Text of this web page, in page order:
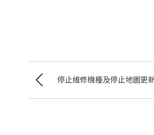
停止維修機種及停止地圖更